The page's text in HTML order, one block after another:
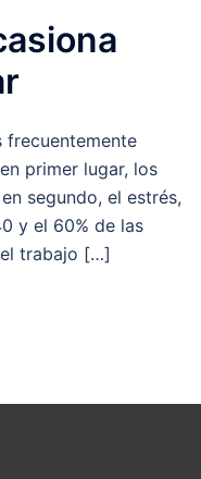
frecuentemente
primer lugar, los
segundo, el estrés,
y el 60% de las
trabajo […]